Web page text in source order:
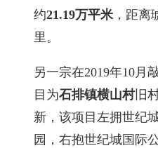
约21.19万平米，距离
里。
另一宗在2019年10月
目为石排镇横山村旧
新，该项目左拥世纪
园，右抱世纪城国际